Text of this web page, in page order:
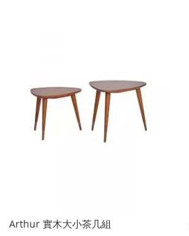
Arthur 實木大小茶几組